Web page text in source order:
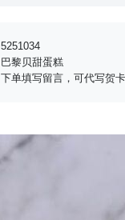
5251034
巴黎贝甜蛋糕
下单填写留言，可代写贺卡